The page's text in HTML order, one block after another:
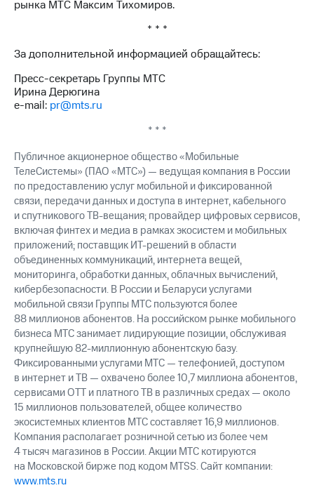
аудит
Описание
Программа
приобретения
Порядок
выкупа
Рынок
облигаций
Описание
Еврооблигации-2023
Уведомление
о
погашении
именных
облигаций
Другое
Регистратор
Реквизиты
Контакты
развитие
деловая этика
На главную
рынка МТС Максим Тихомиров.
* * *
За дополнительной информацией обращайтесь:
Пресс-секретарь Группы МТС
Ирина Дерюгина
e-mail: pr@mts.ru
* * *
Публичное акционерное общество «Мобильные
ТелеСистемы» (ПАО «МТС») — ведущая компания в России
по предоставлению услуг мобильной и фиксированной
связи, передачи данных и доступа в интернет, кабельного
и спутникового ТВ-вещания; провайдер цифровых сервисов,
включая финтех и медиа в рамках экосистем и мобильных
приложений; поставщик ИТ-решений в области
объединенных коммуникаций, интернета вещей,
мониторинга, обработки данных, облачных вычислений,
кибербезопасности. В России и Беларуси услугами
мобильной связи Группы МТС пользуются более
88 миллионов абонентов. На российском рынке мобильного
бизнеса МТС занимает лидирующие позиции, обслуживая
крупнейшую 82-миллионную абонентскую базу.
Фиксированными услугами МТС — телефонией, доступом
в интернет и ТВ — охвачено более 10,7 миллиона абонентов,
сервисами OTT и платного ТВ в различных средах — около
15 миллионов пользователей, общее количество
экосистемных клиентов МТС составляет 16,9 миллионов.
Компания располагает розничной сетью из более чем
4 тысяч магазинов в России. Акции МТС котируются
на Московской бирже под кодом MTSS. Сайт компании:
www.mts.ru